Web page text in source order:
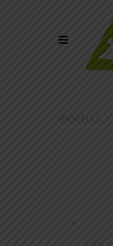
BIOCELLS